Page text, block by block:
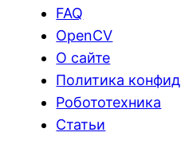
FAQ
OpenCV
О сайте
Политика
Робототехника
Статьи